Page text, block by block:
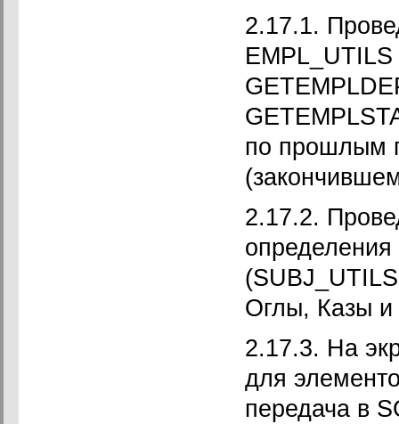
2.17.1.
по прошлым
2.17.2.
определения
Оглы, Казы и
2.17.3. На
для
передача в